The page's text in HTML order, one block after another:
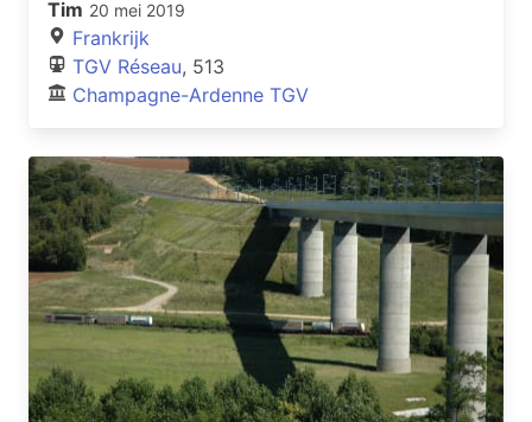
Tim 20 mei 2019
Frankrijk
TGV Réseau, 513
Champagne-Ardenne TGV